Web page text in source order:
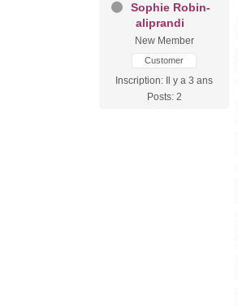
Sophie Robin-
aliprandi
New Member
Customer
Inscription: Il y a 3 ans
Posts: 2